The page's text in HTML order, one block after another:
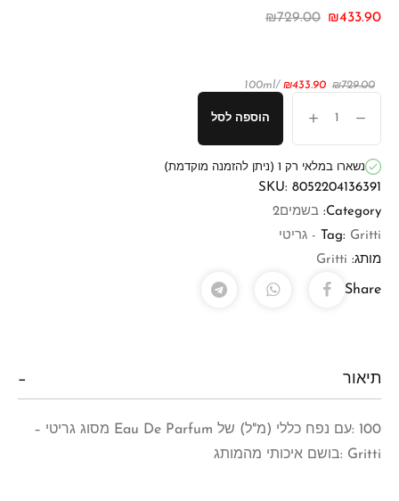
₪729.00 ₪433.90
₪729.00
₪433.90
/100ml
הוספה לסל
נשארו במלאי רק 1 (ניתן להזמנה מוקדמת)
SKU: 8052204136391
Category: בשמים2
Tag: Gritti - גריטי
מותג: Gritti
Share
תיאור
100 :עם נפח כללי (מ"ל) של Eau De Parfum מסוג גריטי –
Gritti :בושם איכותי מהמותג